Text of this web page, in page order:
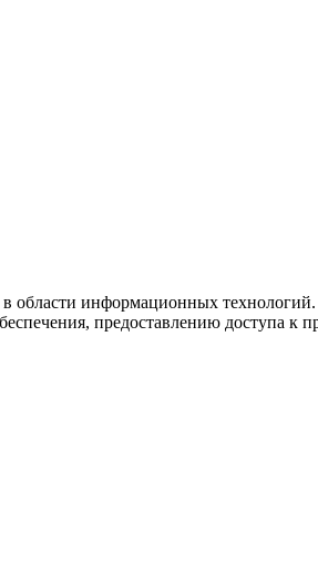
информационных
предоставлению доступа к